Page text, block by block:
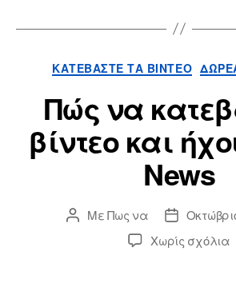
ΚΑΤΕΒΆΣΤΕ ΤΑ ΒΊΝΤΕΟ
Πώς να
βίντεο και
News
Συντάκτης
ανάρτησης
ΜεΠως να
ανάρτησης
Χωρίς σχόλια